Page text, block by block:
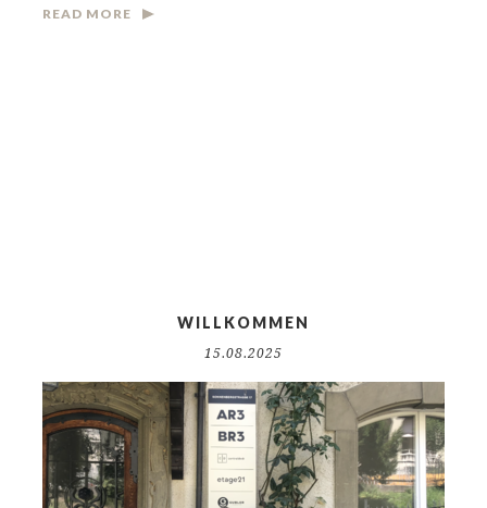
READ MORE
WILLKOMMEN
15.08.2025